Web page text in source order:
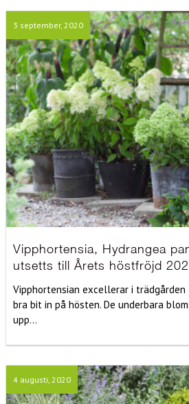
3 september, 2020
Vipphortensia, Hydrangea
utsetts till Årets höstfröjd
Vipphortensian excellerar i
bra bit in på hösten. De underbara
upp...
4 augusti, 2020